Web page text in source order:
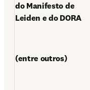
do Manifesto de
Leiden e do DORA
(entre outros)